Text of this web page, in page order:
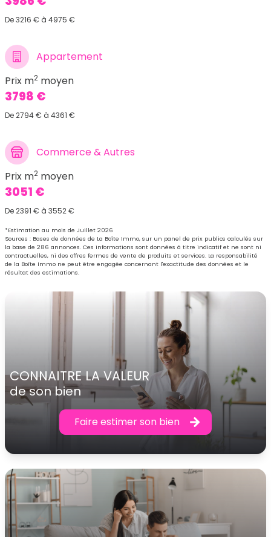
De 3216 € à 4975 €
Appartement
Prix m2 moyen
3798 €
De 2794 € à 4361 €
Commerce & Autres
Prix m2 moyen
3051 €
De 2391 € à 3552 €
*Estimation au mois de Juillet 2026
Sources : Bases de données de La Boîte Immo, sur un panel de prix publics calculés sur
la base de 286 annonces. Ces informations sont données à titre indicatif et ne sont ni
contractuelles, ni des offres fermes de vente de produits et services. La responsabilité
de la Boîte Immo ne peut être engagée concernant l'exactitude des données et le
résultat des estimations.
CONNAITRE LA VALEUR
de son bien
Faire estimer son bien